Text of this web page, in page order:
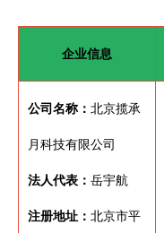
企业信息
公司名称： 北京揽承
月科技有限公司
法人代表： 岳宇航
注册地址： 北京市平